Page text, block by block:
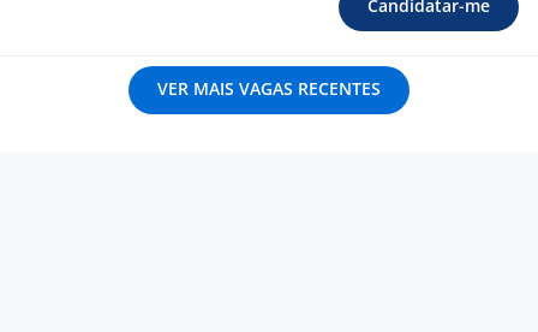
Candidatar-me
VER MAIS VAGAS RECENTES